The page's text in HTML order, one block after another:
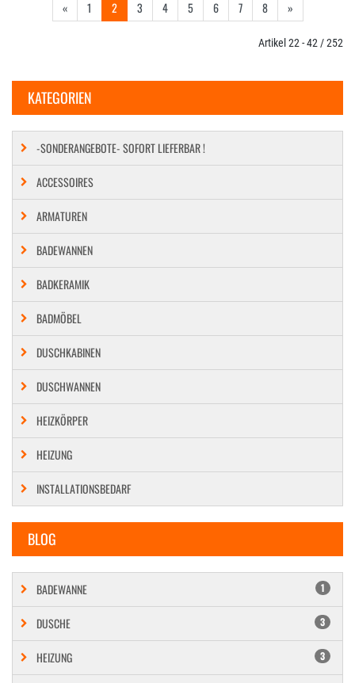
« 1 2 3 4 5 6 7 8 »
Artikel 22 - 42 / 252
KATEGORIEN
-SONDERANGEBOTE- SOFORT LIEFERBAR !
ACCESSOIRES
ARMATUREN
BADEWANNEN
BADKERAMIK
BADMÖBEL
DUSCHKABINEN
DUSCHWANNEN
HEIZKÖRPER
HEIZUNG
INSTALLATIONSBEDARF
BLOG
BADEWANNE 1
DUSCHE 3
HEIZUNG 3